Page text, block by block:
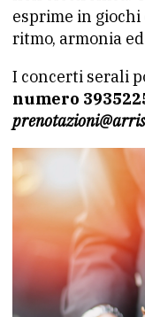
esprime in
ritmo, armonia
I concerti serali
numero